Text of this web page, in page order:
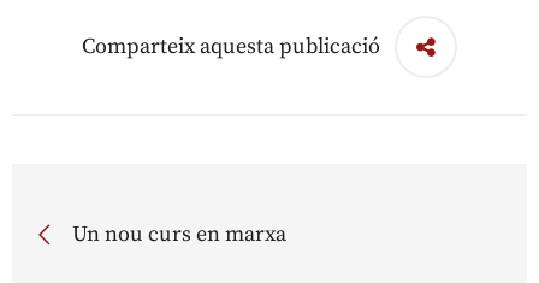
Comparteix aquesta publicació
Un nou curs en marxa